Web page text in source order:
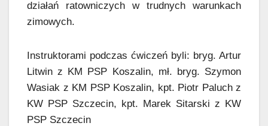
działań ratowniczych w trudnych warunkach
zimowych.
Instruktorami podczas ćwiczeń byli: bryg. Artur
Litwin z KM PSP Koszalin, mł. bryg. Szymon
Wasiak z KM PSP Koszalin, kpt. Piotr Paluch z
KW PSP Szczecin, kpt. Marek Sitarski z KW
PSP Szczecin